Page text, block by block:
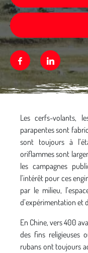
FacebookLinkedin
Les cerfs-volants,
parapentes sont
sont toujours à
oriflammes sont
les campagnes
l’intérêt pour ces
par le milieu,
d’expérimentation et
En Chine, vers 400
des fins religieuses
rubans ont toujours